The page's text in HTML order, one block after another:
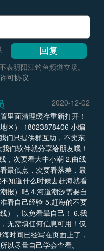
表明阳江钓鱼频道立场。
可协议
2020-12-02
里面清理缓存重新打开！
区） 18023878406 小编
们只提供群互助，不卖东
们软件就分享给朋友哦！
，次要看大中小潮 2.曲线
最低点，次要看落差，最
知道什么时候去赶海就看
报）吧 4.河道潮汐需要自
看自己经验 5.赶海的不要
），以免看晕自己！ 6.我
无需填任何信息可用！仅
时间已经写在页面上了，
以尽量自己学会查看。